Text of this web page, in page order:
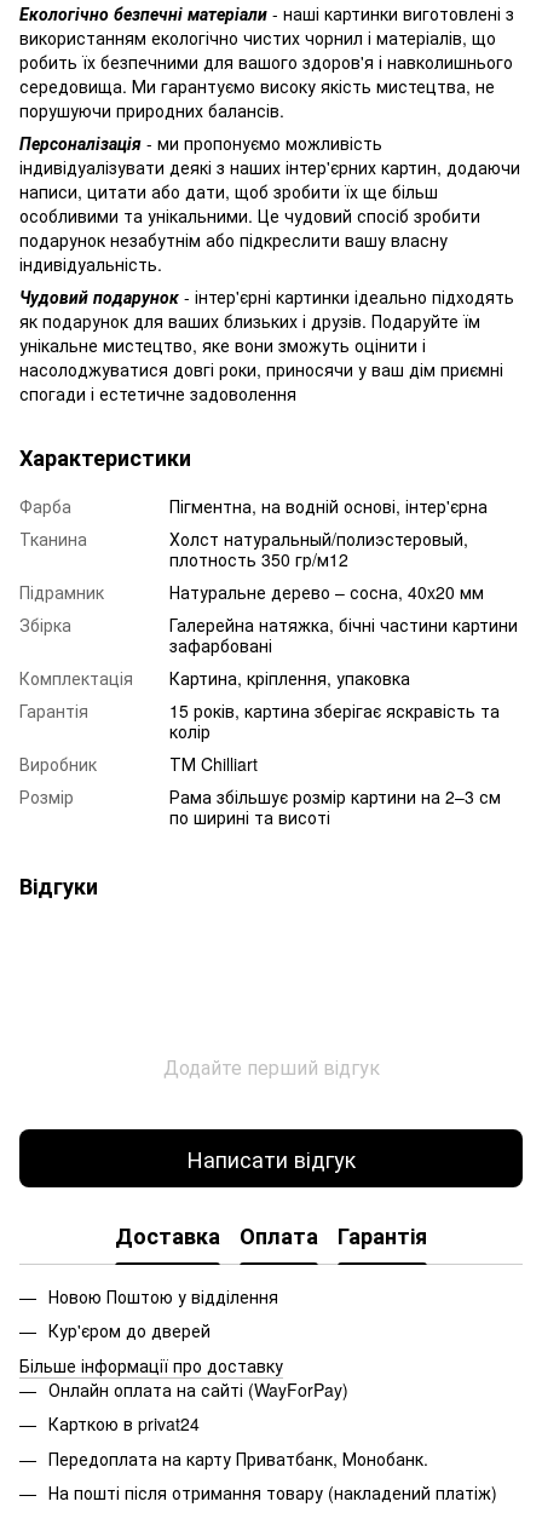
Екологічно безпечні матеріали - наші картинки виготовлені з
використанням екологічно чистих чорнил і матеріалів, що
робить їх безпечними для вашого здоров'я і навколишнього
середовища. Ми гарантуємо високу якість мистецтва, не
порушуючи природних балансів.
Персоналізація - ми пропонуємо можливість
індивідуалізувати деякі з наших інтер'єрних картин, додаючи
написи, цитати або дати, щоб зробити їх ще більш
особливими та унікальними. Це чудовий спосіб зробити
подарунок незабутнім або підкреслити вашу власну
індивідуальність.
Чудовий подарунок - інтер'єрні картинки ідеально підходять
як подарунок для ваших близьких і друзів. Подаруйте їм
унікальне мистецтво, яке вони зможуть оцінити і
насолоджуватися довгі роки, приносячи у ваш дім приємні
спогади і естетичне задоволення
Характеристики
Фарба
Пігментна, на водній основі, інтер'єрна
Тканина
Холст натуральный/полиэстеровый,
плотность 350 гр/м12
Підрамник
Натуральне дерево – сосна, 40x20 мм
Збірка
Галерейна натяжка, бічні частини картини
зафарбовані
Комплектація
Картина, кріплення, упаковка
Гарантія
15 років, картина зберігає яскравість та
колір
Виробник
ТМ Chilliart
Розмір
Рама збільшує розмір картини на 2–3 см
по ширині та висоті
Відгуки
Додайте перший відгук
Написати відгук
Доставка Оплата Гарантія
Новою Поштою у відділення
Кур'єром до дверей
Більше інформації про доставку
Онлайн оплата на сайті (WayForPay)
Карткою в privat24
Передоплата на карту Приватбанк, Монобанк.
На пошті після отримання товару (накладений платіж)